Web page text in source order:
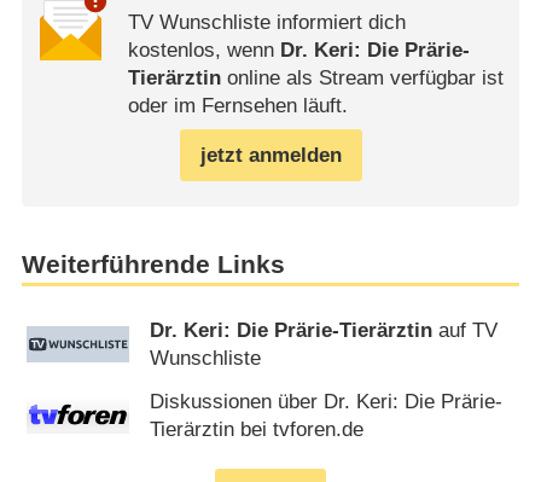
TV Wunschliste informiert dich
kostenlos, wenn Dr. Keri: Die Prärie-
Tierärztinonline als Stream verfügbar ist
oder im Fernsehen läuft.
jetzt anmelden
Weiterführende Links
Dr. Keri: Die Prärie-Tierärztin auf TV
Wunschliste
Diskussionen über Dr. Keri: Die Prärie-
Tierärztin bei tvforen.de